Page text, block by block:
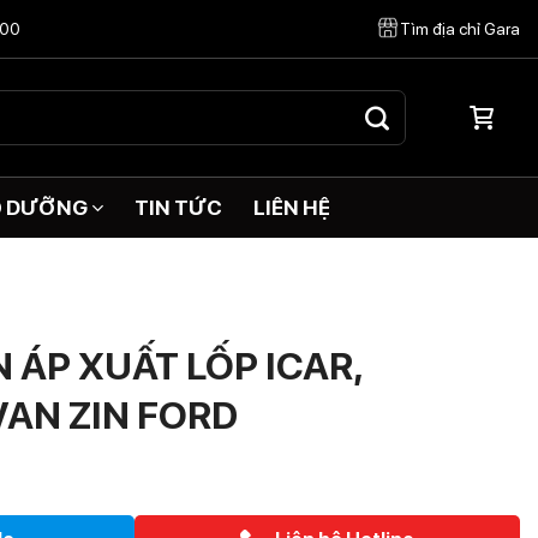
Tìm địa chỉ Gara
DƯỠNG TIN TỨC LIÊN HỆ
ÁP XUẤT LỐP ICAR,
ZIN FORD